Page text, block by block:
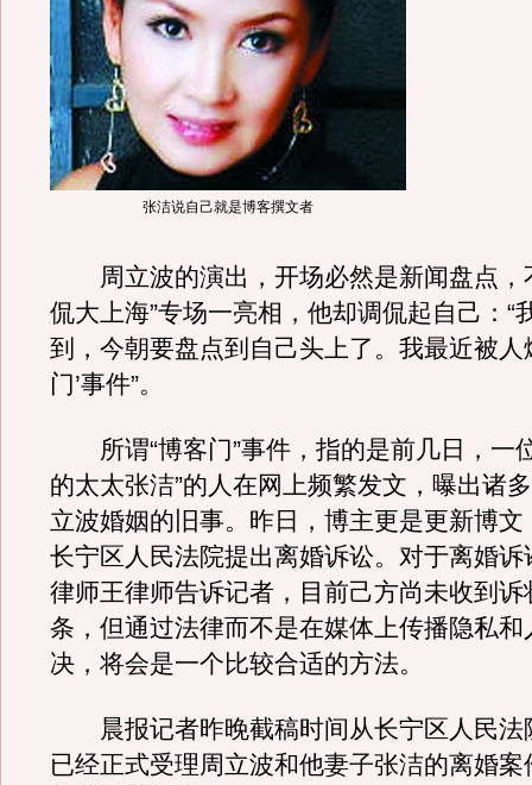
张洁说自己就是博客撰文者
周立波的演出，开场必然是新闻盘点，
侃大上海”专场一亮相，他却调侃起自己：“
到，今朝要盘点到自己头上了。我最近被人
门’事件”。
所谓“博客门”事件，指的是前几日，一
的太太张洁”的人在网上频繁发文，曝出诸
立波婚姻的旧事。昨日，博主更是更新博文
长宁区人民法院提出离婚诉讼。对于离婚诉
律师王律师告诉记者，目前己方尚未收到诉
条，但通过法律而不是在媒体上传播隐私和
决，将会是一个比较合适的方法。
晨报记者昨晚截稿时间从长宁区人民法
已经正式受理周立波和他妻子张洁的离婚